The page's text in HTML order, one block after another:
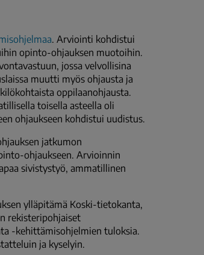
. Arviointi kohdistui
opinto-ohjauksen muotoihin.
jossa velvollisina
muutti myös ohjausta ja
oppilaanohjausta.
toisella asteella oli
ohjaukseen kohdistui uudistus.
jatkumon
ohjaukseen. Arvioinnin
sivistystyö, ammatillinen
ylläpitämä Koski-tietokanta,
rekisteripohjaiset
-kehittämisohjelmien tuloksia.
ja kyselyin.